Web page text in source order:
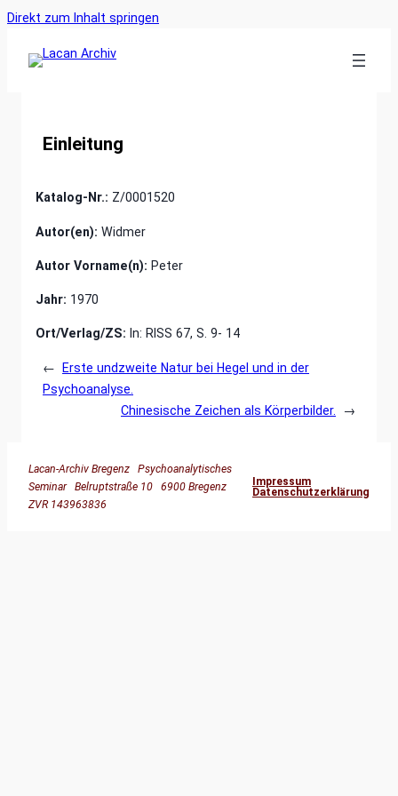
Direkt zum Inhalt springen
Einleitung
Katalog-Nr.: Z/0001520
Autor(en): Widmer
Autor Vorname(n): Peter
Jahr: 1970
Ort/Verlag/ZS: In: RISS 67, S. 9- 14
←
Erste undzweite Natur bei Hegel und in der
Psychoanalyse.
Chinesische Zeichen als Körperbilder.
→
Lacan-Archiv Bregenz Psychoanalytisches
Seminar Belruptstraße 10 6900 Bregenz
ZVR 143963836
Impressum
Datenschutzerklärung